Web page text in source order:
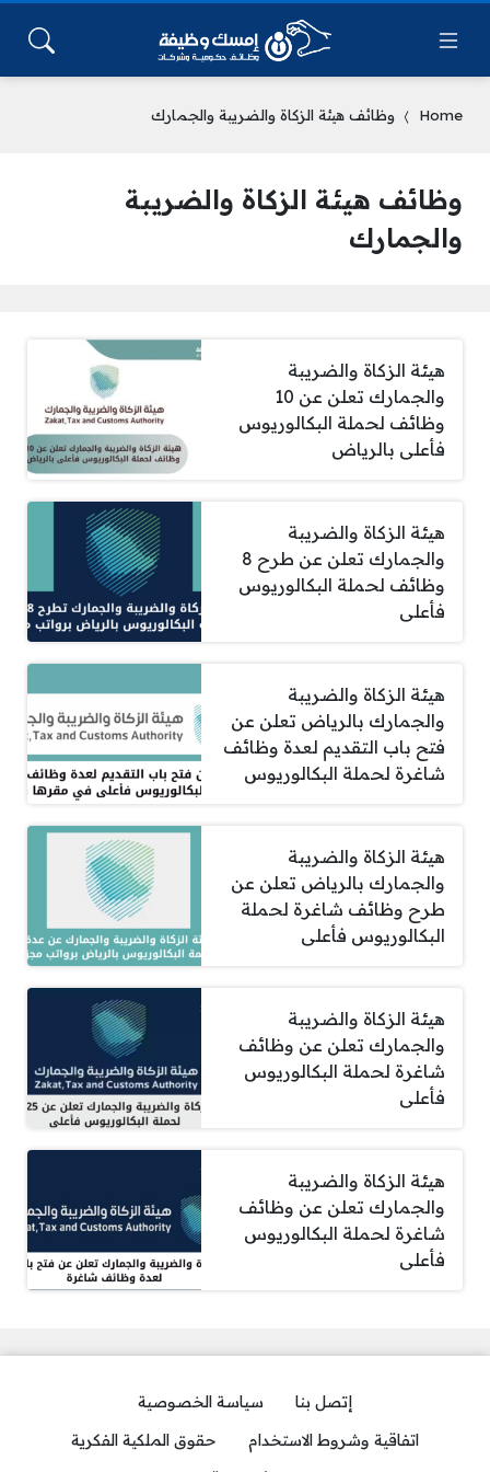
Home وظائف هيئة الزكاة والضريبة والجمارك
وظائف هيئة الزكاة والضريبة
والجمارك
هيئة الزكاة والضريبة
والجمارك تعلن عن 10
وظائف لحملة البكالوريوس
فأعلى بالرياض
هيئة الزكاة والضريبة
والجمارك تعلن عن طرح 8
وظائف لحملة البكالوريوس
فأعلى
هيئة الزكاة والضريبة
والجمارك بالرياض تعلن عن
فتح باب التقديم لعدة وظائف
شاغرة لحملة البكالوريوس
هيئة الزكاة والضريبة
والجمارك بالرياض تعلن عن
طرح وظائف شاغرة لحملة
البكالوريوس فأعلى
هيئة الزكاة والضريبة
والجمارك تعلن عن وظائف
شاغرة لحملة البكالوريوس
فأعلى
هيئة الزكاة والضريبة
والجمارك تعلن عن وظائف
شاغرة لحملة البكالوريوس
فأعلى
إتصل بنا
سياسة الخصوصية
اتفاقية وشروط الاستخدام
حقوق الملكية الفكرية